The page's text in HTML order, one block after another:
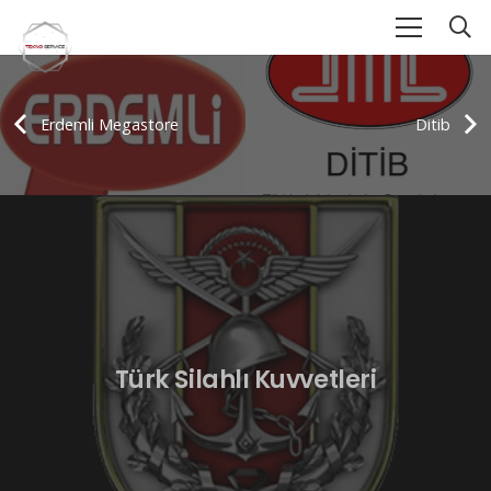
Erdemli Megastore Ditib
Türk Silahlı Kuvvetleri